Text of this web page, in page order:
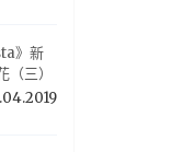
》新
三）